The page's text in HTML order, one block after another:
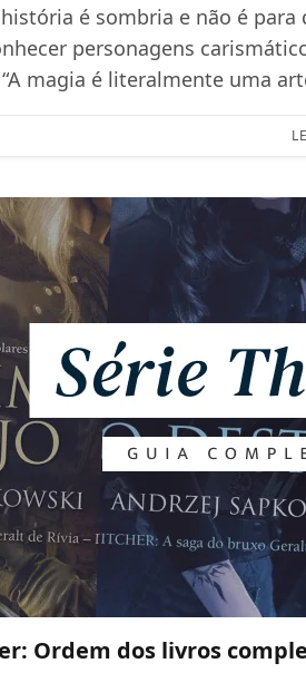
é sombria e não é
personagens
magia é literalmente uma
Ordem dos livros